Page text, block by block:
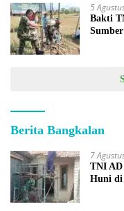
5
Bakti
Berita Bangkalan
7
TNI
Huni di